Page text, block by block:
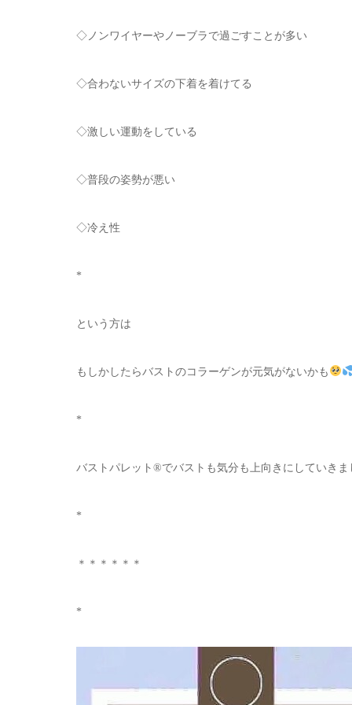
◇ノンワイヤーやノーブラで過ごすことが多い
◇合わないサイズの下着を着けてる
◇激しい運動をしている
◇普段の姿勢が悪い
◇冷え性
*
という方は
もしかしたらバストのコラーゲンが元気がないかも
*
バストパレット®︎でバストも気分も上向きにしていきま
*
＊＊＊＊＊＊
*